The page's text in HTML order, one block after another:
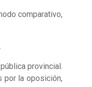
comparativo,
provincial.
por la oposición,